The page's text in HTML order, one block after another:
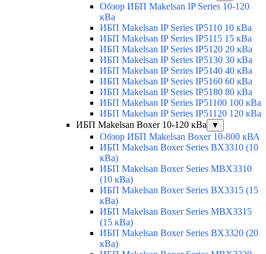
Обзор ИБП Makelsan IP Series 10-120
кВа
ИБП Makelsan IP Series IP5110 10 кВа
ИБП Makelsan IP Series IP5115 15 кВа
ИБП Makelsan IP Series IP5120 20 кВа
ИБП Makelsan IP Series IP5130 30 кВа
ИБП Makelsan IP Series IP5140 40 кВа
ИБП Makelsan IP Series IP5160 60 кВа
ИБП Makelsan IP Series IP5180 80 кВа
ИБП Makelsan IP Series IP51100 100 кВа
ИБП Makelsan IP Series IP51120 120 кВа
ИБП Makelsan Boxer 10-120 кВа
▼
Обзор ИБП Makelsan Boxer 10-800 кВА
ИБП Makelsan Boxer Series BX3310 (10
кВа)
ИБП Makelsan Boxer Series MBX3310
(10 кВа)
ИБП Makelsan Boxer Series BX3315 (15
кВа)
ИБП Makelsan Boxer Series MBX3315
(15 кВа)
ИБП Makelsan Boxer Series BX3320 (20
кВа)